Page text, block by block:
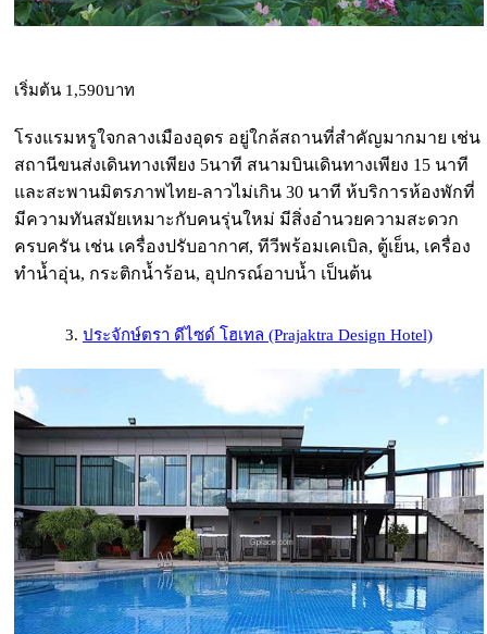
เริ่มต้น 1,590บาท
โรงแรมหรูใจกลางเมืองอุดร อยู่ใกล้สถานที่สำคัญมากมาย เช่น
สถานีขนส่งเดินทางเพียง 5นาที สนามบินเดินทางเพียง 15 นาที
และสะพานมิตรภาพไทย-ลาวไม่เกิน 30 นาที ห้บริการห้องพักที่
มีความทันสมัยเหมาะกับคนรุ่นใหม่ มีสิ่งอำนวยความสะดวก
ครบครัน เช่น เครื่องปรับอากาศ, ทีวีพร้อมเคเบิล, ตู้เย็น, เครื่อง
ทำน้ำอุ่น, กระติกน้ำร้อน, อุปกรณ์อาบน้ำ เป็นต้น
3. ประจักษ์ตรา ดีไซด์ โฮเทล (Prajaktra Design Hotel)